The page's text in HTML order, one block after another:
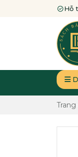
Hỗ
Trang